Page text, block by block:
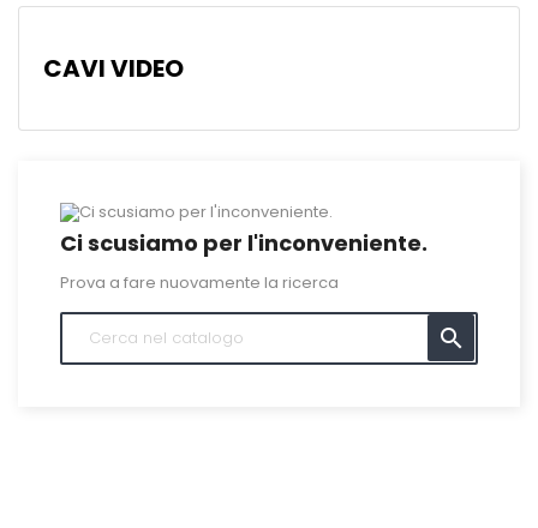
CAVI VIDEO
Ci scusiamo per l'inconveniente.
Prova a fare nuovamente la ricerca
